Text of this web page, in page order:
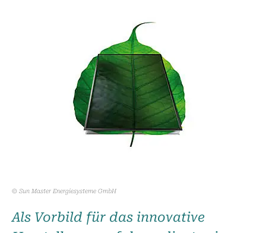
© Sun Master Energiesysteme GmbH
Als Vorbild für das innovative